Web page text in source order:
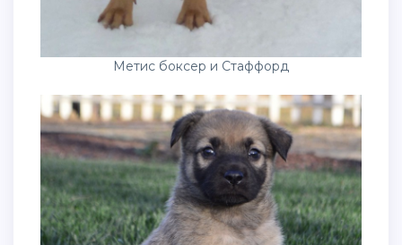
Метис боксер и Стаффорд